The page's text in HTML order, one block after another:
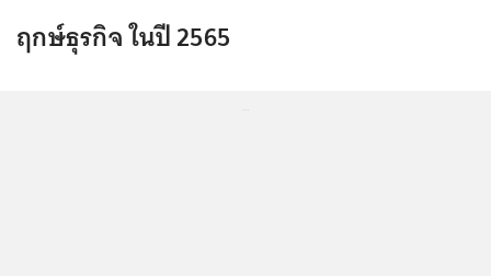
ฤกษ์ธุรกิจ ในปี 2565